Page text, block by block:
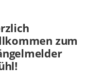
zum